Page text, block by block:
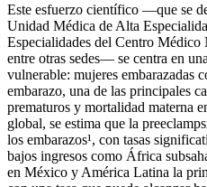
Este esfuerzo científico —que se
Unidad Médica de Alta
Especialidades del Centro
entre otras sedes— se centra en
vulnerable: mujeres embarazadas
embarazo, una de las principales
prematuros y mortalidad materna
global, se estima que la
los embarazos¹, con tasas
bajos ingresos como África
en México y América Latina la